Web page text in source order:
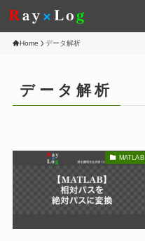
Home データ解析
データ解析
MATLAB